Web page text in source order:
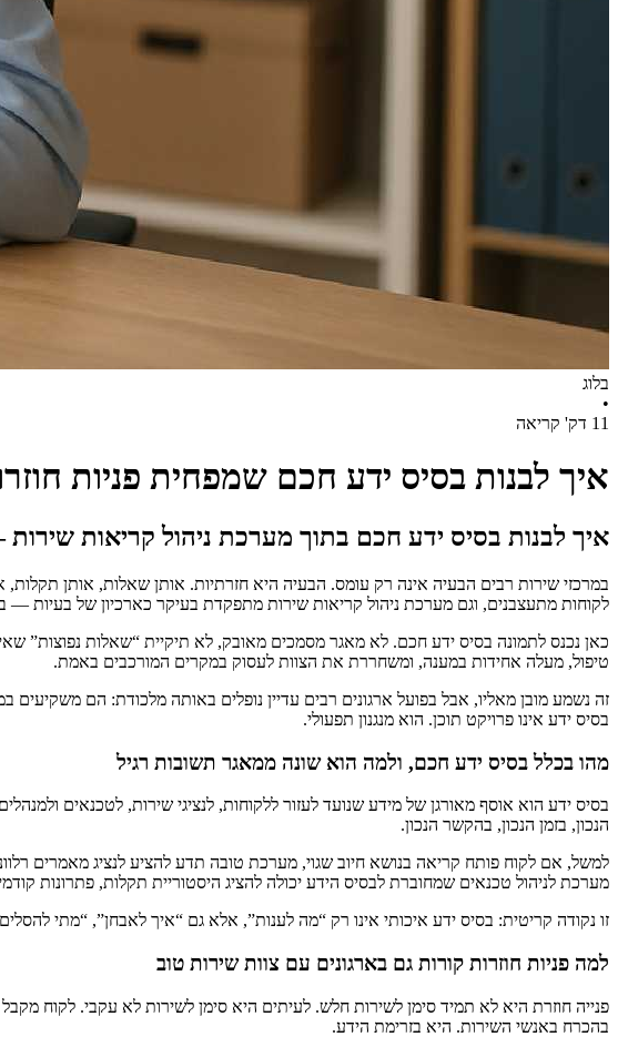
בלוג
•
11 דק' קריאה
איך לבנות בסיס ידע חכם שמפחית פניות
איך לבנות בסיס ידע חכם בתוך מערכת ניהול קריאות
במרכזי שירות רבים הבעיה אינה רק עומס. הבעיה היא חזרתיות. אותן שאלות, אותן
לקוחות מתעצבנים, וגם מערכת ניהול קריאות שירות מתפקדת בעיקר כארכיון של בעיות —
כאן נכנס לתמונה בסיס ידע חכם. לא מאגר מסמכים מאובק, לא תיקיית “שאלות נפוצות”
טיפול, מעלה אחידות במענה, ומשחררת את הצוות לעסוק במקרים המורכבים באמת.
זה נשמע מובן מאליו, אבל בפועל ארגונים רבים עדיין נופלים באותה מלכודת: הם
בסיס ידע אינו פרויקט תוכן. הוא מנגנון תפעולי.
מהו בכלל בסיס ידע חכם, ולמה הוא שונה ממאגר תשובות רגיל
בסיס ידע הוא אוסף מאורגן של מידע שנועד לעזור ללקוחות, לנציגי שירות, לטכנאים
הנכון, בזמן הנכון, בהקשר הנכון.
למשל, אם לקוח פותח קריאה בנושא חיוב שגוי, מערכת טובה תדע להציע לנציג מאמרים
מערכת לניהול טכנאים שמחוברת לבסיס הידע יכולה להציג היסטוריית תקלות, פתרונות
זו נקודה קריטית: בסיס ידע איכותי אינו רק “מה לענות”, אלא גם “איך לאבחן”, “מתי
למה פניות חוזרות קורות גם בארגונים עם צוות שירות טוב
פנייה חוזרת היא לא תמיד סימן לשירות חלש. לעיתים היא סימן לשירות לא עקבי. לקוח
בהכרח באנשי השירות. היא בזרימת הידע.